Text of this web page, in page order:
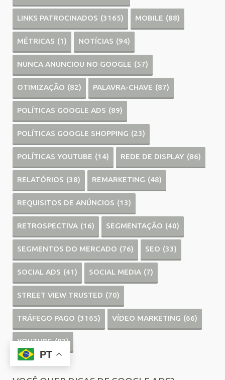
LINKS PATROCINADOS (3165) MOBILE (88)
MÉTRICAS (1) NOTÍCIAS (94)
NUNCA ANUNCIOU NO GOOGLE (57)
OTIMIZAÇÃO (82) PALAVRA-CHAVE (87)
POLÍTICAS GOOGLE ADS (89)
POLÍTICAS GOOGLE SHOPPING (23)
POLÍTICAS YOUTUBE (14) REDE DE DISPLAY (86)
RELATÓRIOS (38) REMARKETING (48)
REQUISITOS DE ANÚNCIOS (13)
RETROSPECTIVA (16) SEGMENTAÇÃO (40)
SEGMENTOS DO MERCADO (76) SEO (33)
SOCIAL ADS (41) SOCIAL MEDIA (7)
STREET VIEW TRUSTED (70)
TRÁFEGO PAGO (3165) VÍDEO MARKETING (66)
YOUTUBE (82)
PT